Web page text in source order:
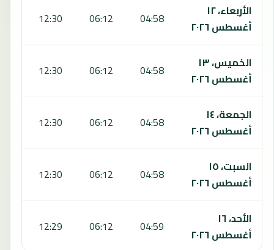
الأربعاء، ١٢
أغسطس ٢٠٢٦
04:58
06:12
12:30
الخميس، ١٣
أغسطس ٢٠٢٦
04:58
06:12
12:30
الجمعة، ١٤
أغسطس ٢٠٢٦
04:58
06:12
12:30
السبت، ١٥
أغسطس ٢٠٢٦
04:58
06:12
12:30
الأحد، ١٦
أغسطس ٢٠٢٦
04:59
06:12
12:29